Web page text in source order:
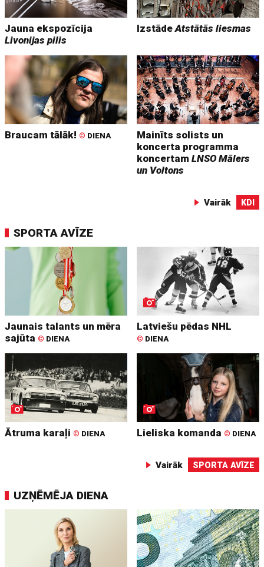
Jauna ekspozīcija
Livonijas pilis
IzstādeAtstātās liesmas
Braucam tālāk! © DIENA
Mainīts solists un
koncerta programma
koncertamLNSO Mālers
un Voltons
Vairāk KDI
SPORTA AVĪZE
Jaunais talants un mēra
sajūta © DIENA
Latviešu pēdas NHL
© DIENA
Ātruma karaļi © DIENA Lieliska komanda © DIENA
Vairāk SPORTA AVĪZE
UZŅĒMĒJA DIENA